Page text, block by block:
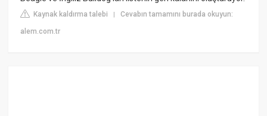
Kaynak kaldırma talebi |Cevabın tamamını burada okuyun:
alem.com.tr